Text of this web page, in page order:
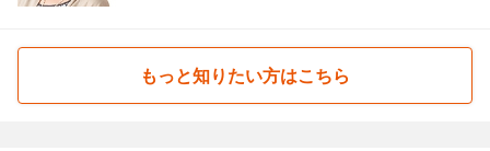
もっと知りたい方はこちら